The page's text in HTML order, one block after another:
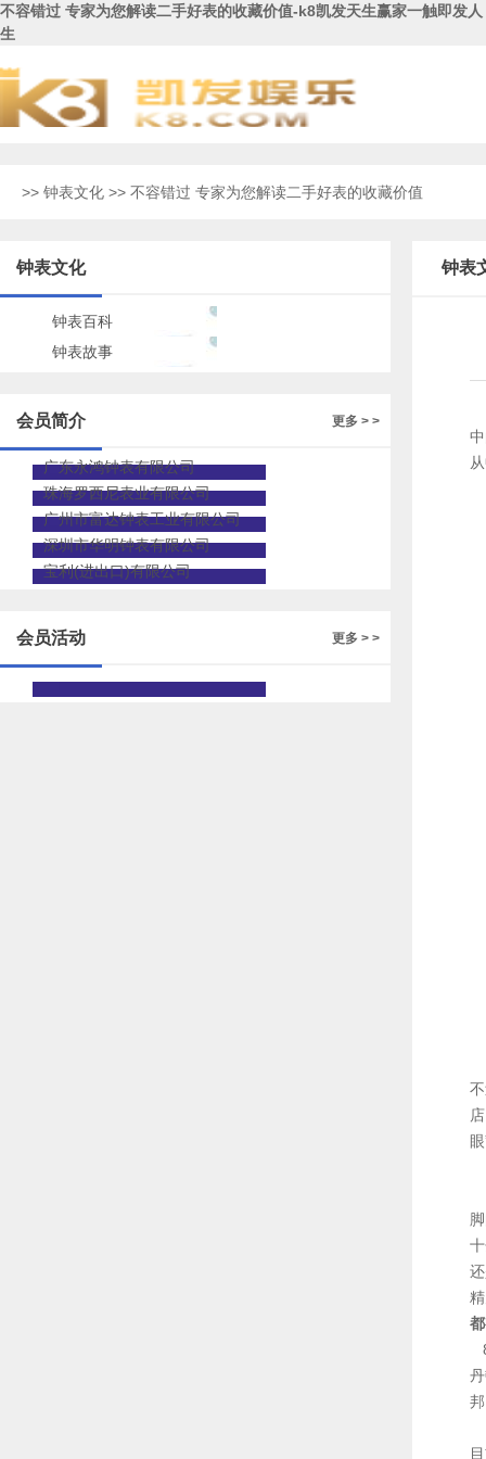
不容错过 专家为您解读二手好表的收藏价值-k8凯发天生赢家一触即发人
生
>> 钟表文化 >> 不容错过 专家为您解读二手好表的收藏价值
钟表文化
钟表百科
钟表故事
更多 > >
会员简介
广东永鸿钟表有限公司
珠海罗西尼表业有限公司
广州市富达钟表工业有限公司
深圳市华明钟表有限公司
宝利(进出口)有限公司
更多 > >
会员活动
钟表